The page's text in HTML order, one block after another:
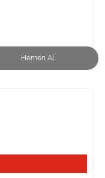
Hemen Al